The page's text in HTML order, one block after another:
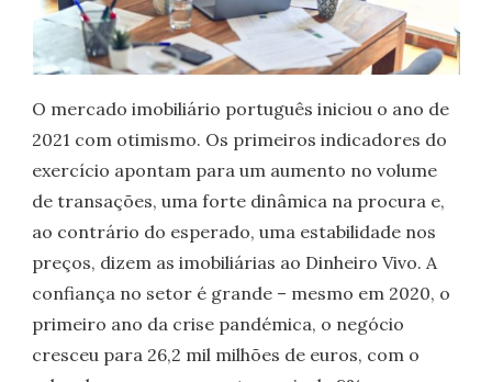
O mercado imobiliário português iniciou o ano de
2021 com otimismo. Os primeiros indicadores do
exercício apontam para um aumento no volume
de transações, uma forte dinâmica na procura e,
ao contrário do esperado, uma estabilidade nos
preços, dizem as imobiliárias ao Dinheiro Vivo. A
confiança no setor é grande – mesmo em 2020, o
primeiro ano da crise pandémica, o negócio
cresceu para 26,2 mil milhões de euros, com o